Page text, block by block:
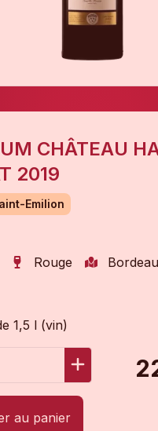
CHÂTEAU
2019
Emilion
Rouge
1,5 l (vin)
au panier